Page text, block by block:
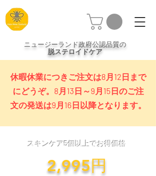
スキンケア5個以上でお得価格
​2,995円
ニュージーランド政府公認品質の
脱ステロイドケア
休暇休業につきご注文は8月12日まで
にどうぞ。8月13日～9月15日のご注
文の発送は9月16日以降となります。